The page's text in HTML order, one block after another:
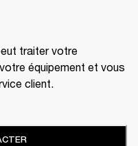
traiter votre
équipement et vous
client.